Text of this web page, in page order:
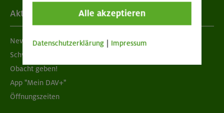
Aktuelles
Newsletter
Schwarzes Brett
Obacht geben!
App "Mein DAV+"
Öffnungszeiten
Alle akzeptieren
Datenschutzerklärung Impressum